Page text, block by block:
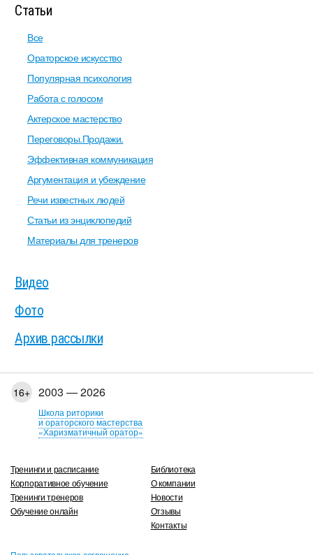
Статьи
Все
Ораторское искусство
Популярная психология
Работа с голосом
Актерское мастерство
Переговоры.Продажи.
Эффективная коммуникация
Аргументация и убеждение
Речи известных людей
Статьи из энциклопедий
Материалы для тренеров
Видео
Фото
Архив рассылки
16+ 2003 — 2026
Школа риторики
и ораторского мастерства
«Харизматичный оратор»
Тренинги и расписание
Корпоративное обучение
Тренинги тренеров
Обучение онлайн
Библиотека
О компании
Новости
Отзывы
Контакты